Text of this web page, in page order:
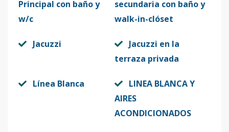
Principal con baño y
w/c
secundaria con baño y
walk-in-clóset
Jacuzzi
Jacuzzi en la
terraza privada
Línea Blanca
LINEA BLANCA Y
AIRES
ACONDICIONADOS